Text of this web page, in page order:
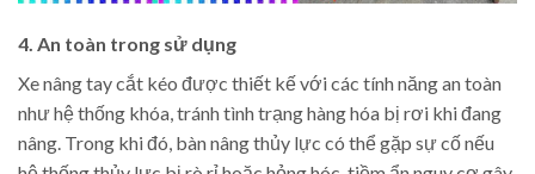
4. An toàn trong sử dụng
Xe nâng tay cắt kéo được thiết kế với các tính năng an toàn
như hệ thống khóa, tránh tình trạng hàng hóa bị rơi khi đang
nâng. Trong khi đó, bàn nâng thủy lực có thể gặp sự cố nếu